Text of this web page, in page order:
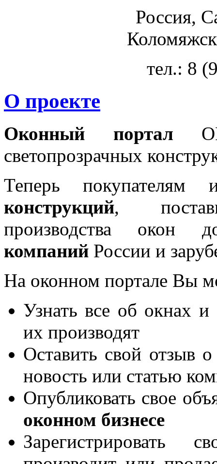
Россия,
тел.: 8
О проекте
Оконный портал
светопрозрачных
Теперь покупателям
конструкций,
производства окон
компаний России и
На оконном портале Вы
Узнать все об окнах и
их производят
Оставить свой отзыв
новость или статью
Опубликовать свое
оконном бизнесе